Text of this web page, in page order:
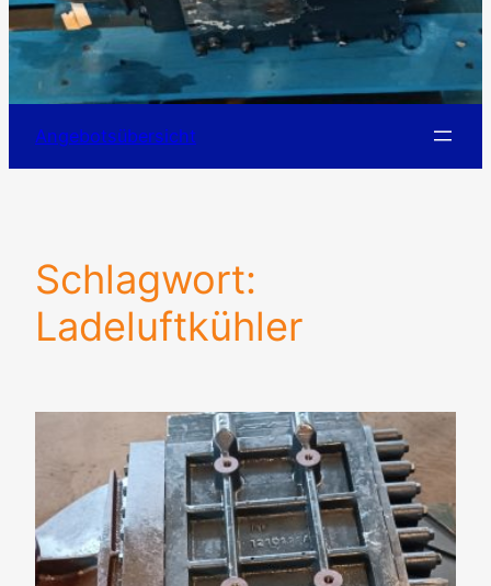
Angebotsübersicht
Schlagwort:
Ladeluftkühler